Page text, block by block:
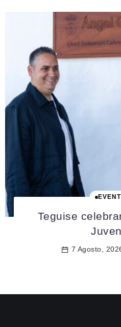
Teguise
7 Agosto,